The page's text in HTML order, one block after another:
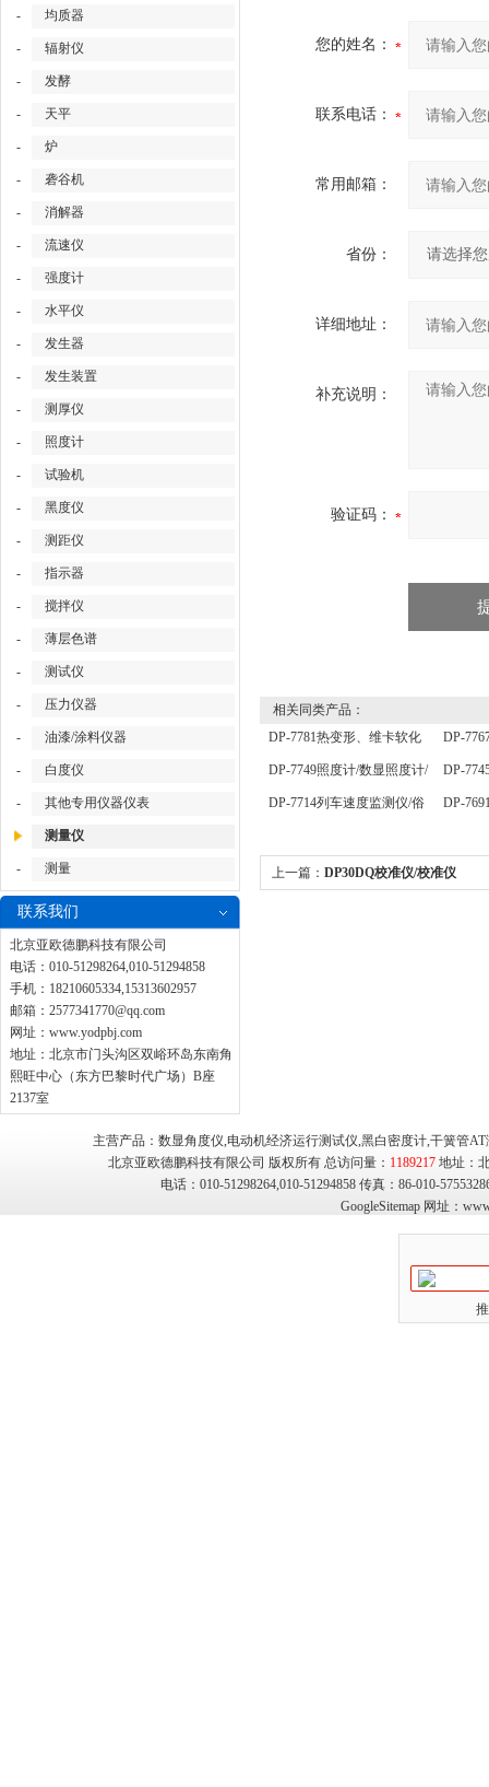
- 均质器
- 辐射仪
- 发酵
- 天平
- 炉
- 砻谷机
- 消解器
- 流速仪
- 强度计
- 水平仪
- 发生器
- 发生装置
- 测厚仪
- 照度计
- 试验机
- 黑度仪
- 测距仪
- 指示器
- 搅拌仪
- 薄层色谱
- 测试仪
- 压力仪器
- 油漆/涂料仪器
- 白度仪
- 其他专用仪器仪表
测量仪
- 测量
联系我们
北京亚欧德鹏科技有限公司
电话：010-51298264,010-51294858
手机：18210605334,15313602957
邮箱： 2577341770@qq.com
网址： www.yodpbj.com
地址：北京市门头沟区双峪环岛东南角
熙旺中心（东方巴黎时代广场）B座
2137室
您的姓名：
联系电话：
常用邮箱：
省份：
详细地址：
补充说明：
验证码：
相关同类产品：
DP-7781热变形、维卡软化
点温度测定仪/维卡仪
DP-
器/孔口
DP-7749照度计/数显照度计/
便携式照度计
DP-
器/自动
DP-7714列车速度监测仪/俗
DP-
上一篇： DP30DQ校准仪/校准仪
主营产品：数显角度仪,电动机经济运行测试仪,黑白密度计,干簧管
北京亚欧德鹏科技有限公司 版权所有 总访问量： 1189217地址：
电话：010-51298264,010-51294858 传真：86-010-
GoogleSitemap网址：